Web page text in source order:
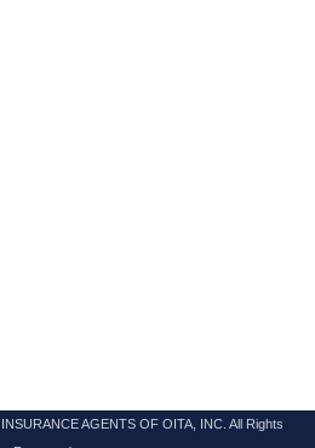
AGENTS OF OITA, INC. All Rights